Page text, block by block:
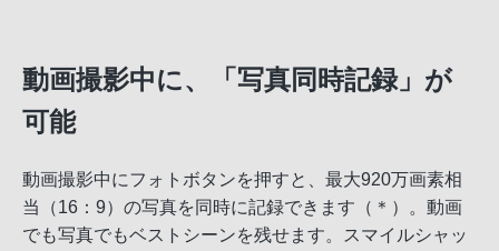
動画撮影中に、「写真同時記録」が
可能
動画撮影中にフォトボタンを押すと、最大920万画素相
当（16：9）の写真を同時に記録できます（＊）。動画
でも写真でもベストシーンを残せます。スマイルシャッ